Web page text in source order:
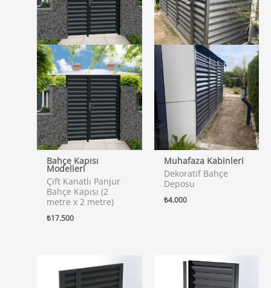
Bahçe Kapısı
Modelleri
Çift Kanatlı Panjur
Bahçe Kapısı (2
metre x 2 metre)
₺17.500
Muhafaza Kabinleri
Dekoratif Bahçe
Deposu
₺4.000